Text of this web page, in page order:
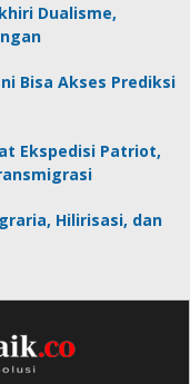
Dualisme,
Bisa Akses Prediksi
Ekspedisi Patriot,
Hilirisasi, dan